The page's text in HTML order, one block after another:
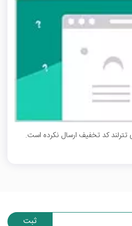
کد تخفیف ارسال نکرده است.
ثبت